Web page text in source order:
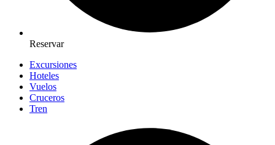
Reservar
Excursiones
Hoteles
Vuelos
Cruceros
Tren